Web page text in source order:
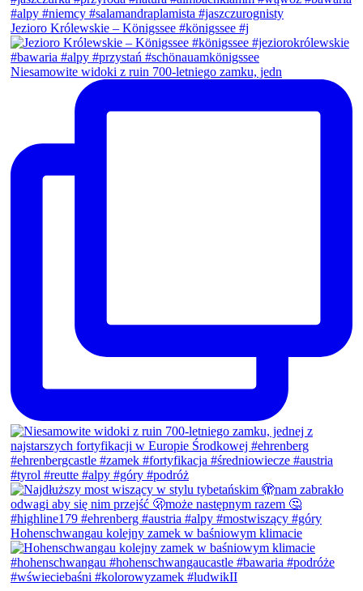
Jezioro Królewskie – Königssee #königssee #j
Niesamowite widoki z ruin 700-letniego zamku, jedn
Hohenschwangau kolejny zamek w baśniowym klimacie